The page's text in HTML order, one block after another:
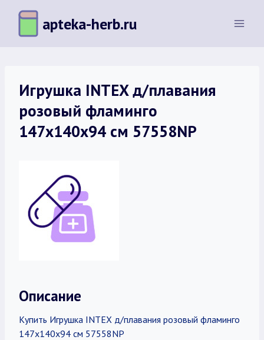
Перейти
содержимому
apteka-herb.ru
Игрушка INTEX д/плавания
розовый фламинго
147х140х94 см 57558NP
Описание
Купить Игрушка INTEX д/плавания розовый фламинго
147х140х94 см 57558NP